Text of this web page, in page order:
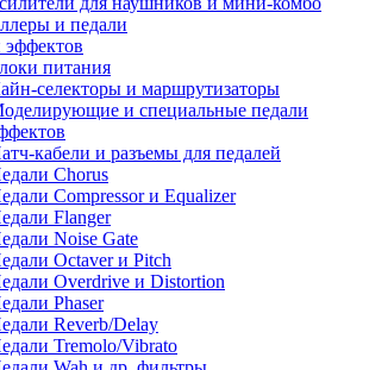
и педали
питания
селекторы и маршрутизаторы
и специальные педали
кабели и разъемы для педалей
Chorus
Compressor и Equalizer
Flanger
Noise Gate
Octaver и Pitch
Overdrive и Distortion
Phaser
Reverb/Delay
Tremolo/Vibrato